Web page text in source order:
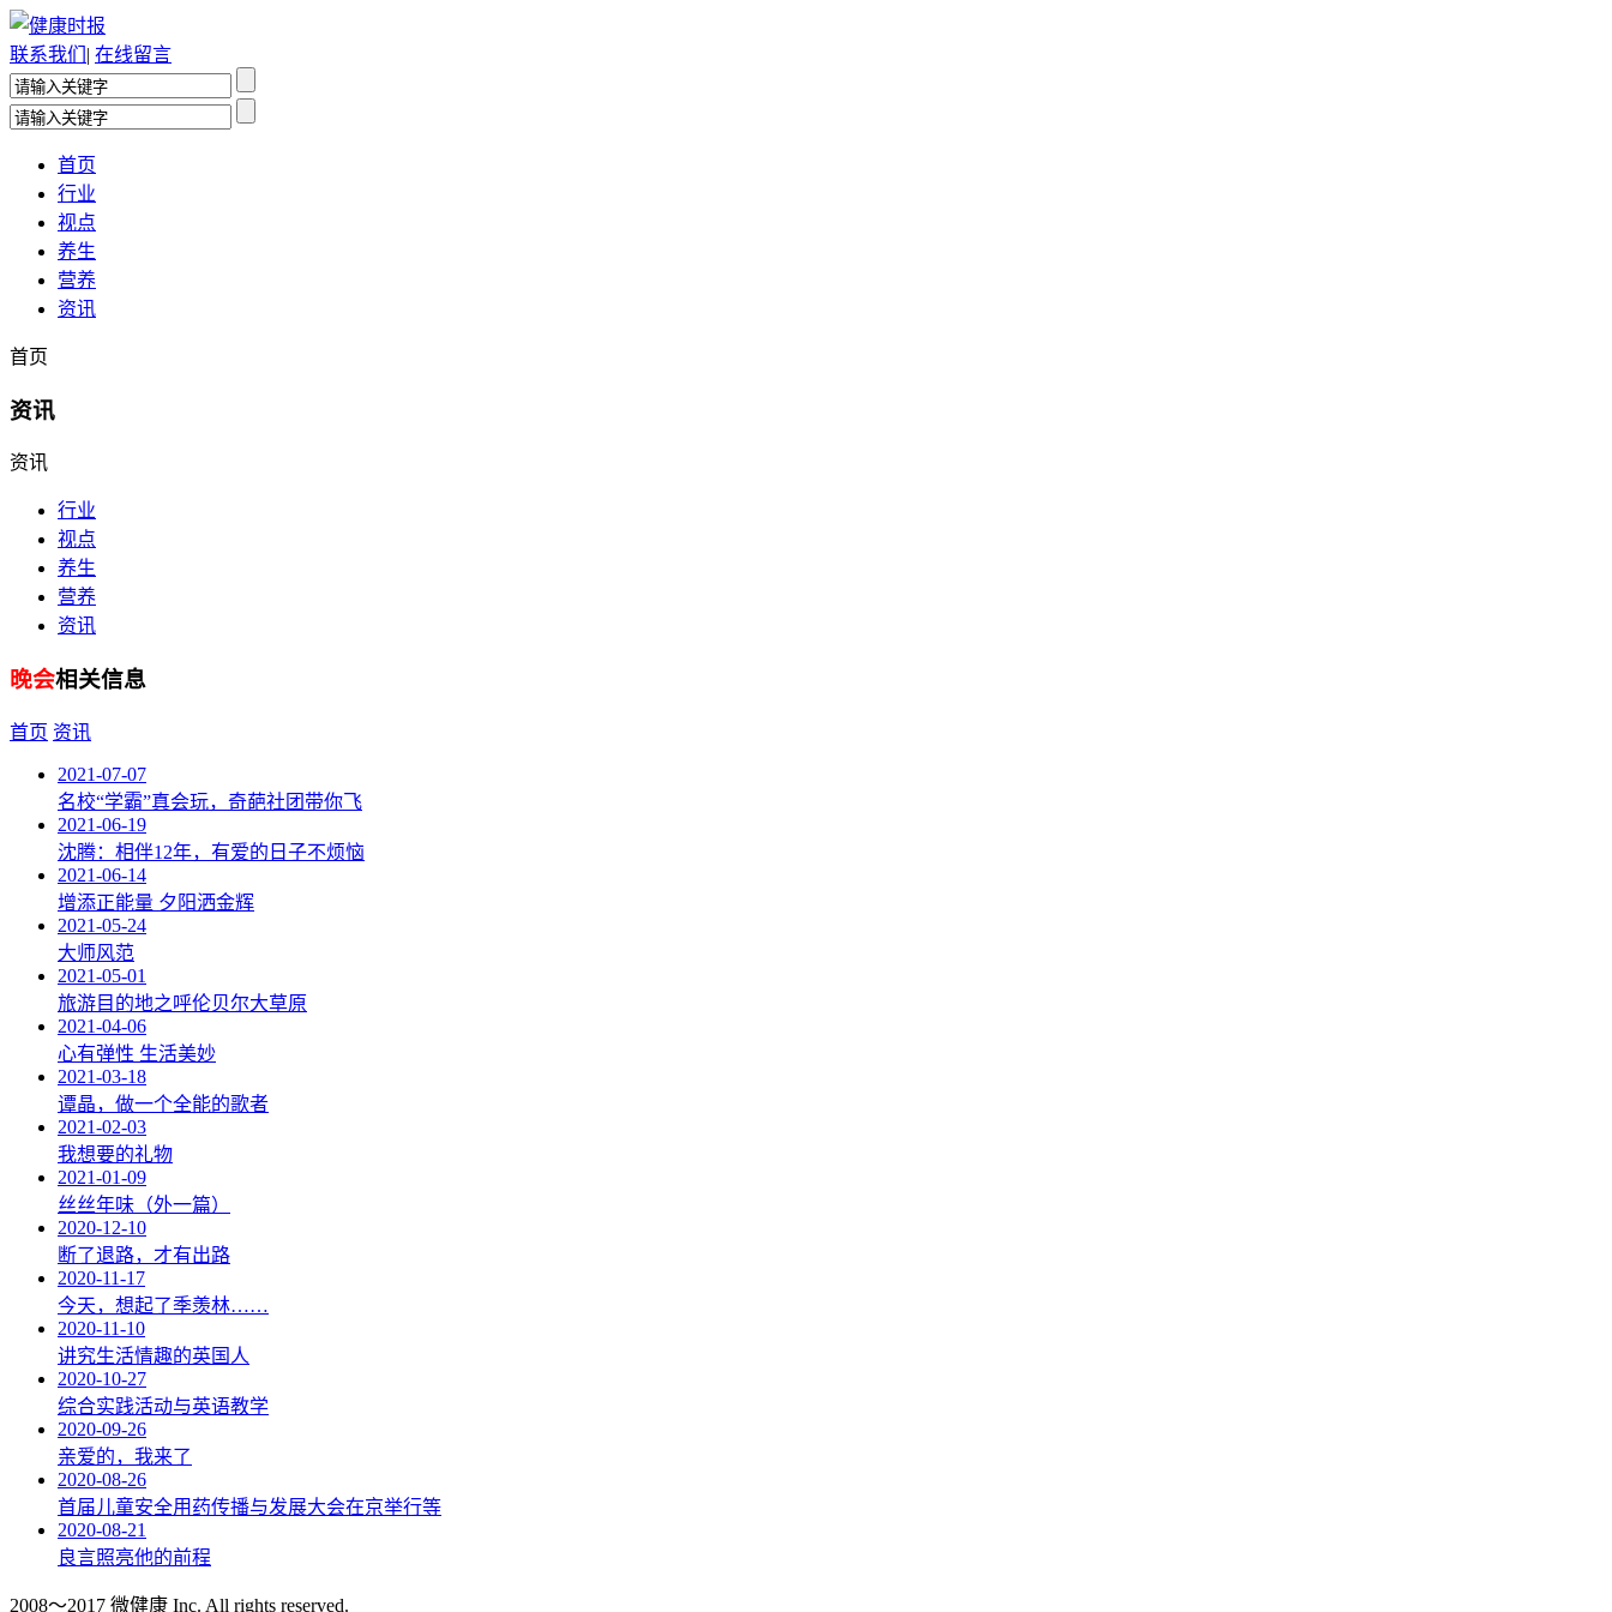
联系我们 | 在线留言
首页
行业
视点
养生
营养
资讯
首页
资讯
资讯
行业
视点
养生
营养
资讯
晚会相关信息
首页 资讯
2021-07-07
名校“学霸”真会玩，奇葩社团带你飞
2021-06-19
沈腾：相伴12年，有爱的日子不烦恼
2021-06-14
增添正能量 夕阳洒金辉
2021-05-24
大师风范
2021-05-01
旅游目的地之呼伦贝尔大草原
2021-04-06
心有弹性 生活美妙
2021-03-18
谭晶，做一个全能的歌者
2021-02-03
我想要的礼物
2021-01-09
丝丝年味（外一篇）
2020-12-10
断了退路，才有出路
2020-11-17
今天，想起了季羡林……
2020-11-10
讲究生活情趣的英国人
2020-10-27
综合实践活动与英语教学
2020-09-26
亲爱的，我来了
2020-08-26
首届儿童安全用药传播与发展大会在京举行等
2020-08-21
良言照亮他的前程
2008～2017 微健康 Inc. All rights reserved.